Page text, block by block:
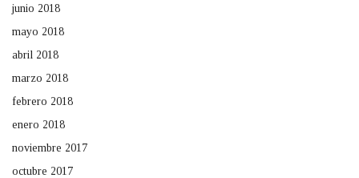
junio 2018
mayo 2018
abril 2018
marzo 2018
febrero 2018
enero 2018
noviembre 2017
octubre 2017